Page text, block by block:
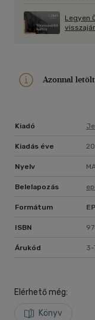
Legyen
Azonnal
Kiadó
Kiadás éve
Nyelv
Belelapozás
Formátum
ISBN
Árukód 3-
Elérhető még:
Könyv